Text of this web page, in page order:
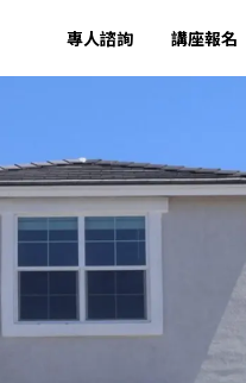
專人諮詢 講座報名